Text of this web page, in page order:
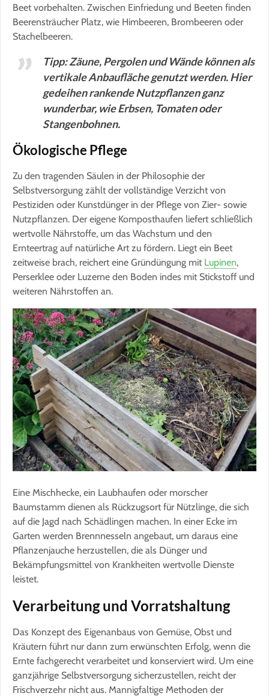
Beet vorbehalten. Zwischen Einfriedung und Beeten finden
Beerensträucher Platz, wie Himbeeren, Brombeeren oder
Stachelbeeren.
Tipp: Zäune, Pergolen und Wände können als
vertikale Anbaufläche genutzt werden. Hier
gedeihen rankende Nutzpflanzen ganz
wunderbar, wie Erbsen, Tomaten oder
Stangenbohnen.
Ökologische Pflege
Zu den tragenden Säulen in der Philosophie der
Selbstversorgung zählt der vollständige Verzicht von
Pestiziden oder Kunstdünger in der Pflege von Zier- sowie
Nutzpflanzen. Der eigene Komposthaufen liefert schließlich
wertvolle Nährstoffe, um das Wachstum und den
Ernteertrag auf natürliche Art zu fördern. Liegt ein Beet
zeitweise brach, reichert eine Gründüngung mit Lupinen,
Perserklee oder Luzerne den Boden indes mit Stickstoff und
weiteren Nährstoffen an.
Eine Mischhecke, ein Laubhaufen oder morscher
Baumstamm dienen als Rückzugsort für Nützlinge, die sich
auf die Jagd nach Schädlingen machen. In einer Ecke im
Garten werden Brennnesseln angebaut, um daraus eine
Pflanzenjauche herzustellen, die als Dünger und
Bekämpfungsmittel von Krankheiten wertvolle Dienste
leistet.
Verarbeitung und Vorratshaltung
Das Konzept des Eigenanbaus von Gemüse, Obst und
Kräutern führt nur dann zum erwünschten Erfolg, wenn die
Ernte fachgerecht verarbeitet und konserviert wird. Um eine
ganzjährige Selbstversorgung sicherzustellen, reicht der
Frischverzehr nicht aus. Mannigfaltige Methoden der